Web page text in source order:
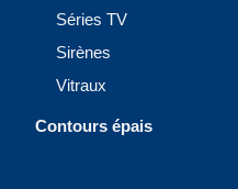
Séries TV
Sirènes
Vitraux
Contours épais